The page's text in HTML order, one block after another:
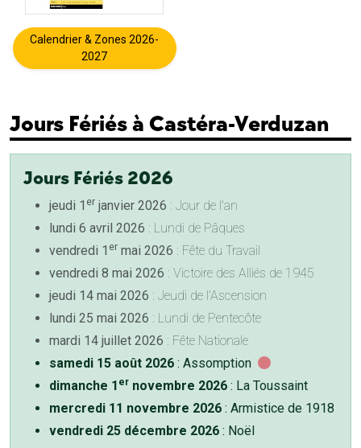
Calendrier & Zones 2026-
2027
Jours Fériés à Castéra-Verduzan
Jours Fériés 2026
jeudi 1 er janvier 2026 : Jour de l'an
lundi 6 avril 2026 : Lundi de Pâques
vendredi 1 er mai 2026 : Fête du Travail
vendredi 8 mai 2026 : Victoire des Alliés de 1945
jeudi 14 mai 2026 : Jeudi de l'Ascension
lundi 25 mai 2026 : Lundi de Pentecôte
mardi 14 juillet 2026 : Fête Nationale
samedi 15 août 2026 : Assomption
dimanche 1 er novembre 2026 : La Toussaint
mercredi 11 novembre 2026 : Armistice de 1918
vendredi 25 décembre 2026 : Noël